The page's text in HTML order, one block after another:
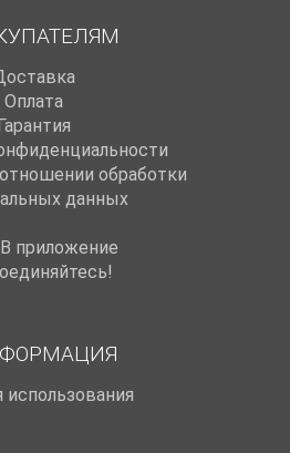
Оплата
обработки
данных
приложение
использования